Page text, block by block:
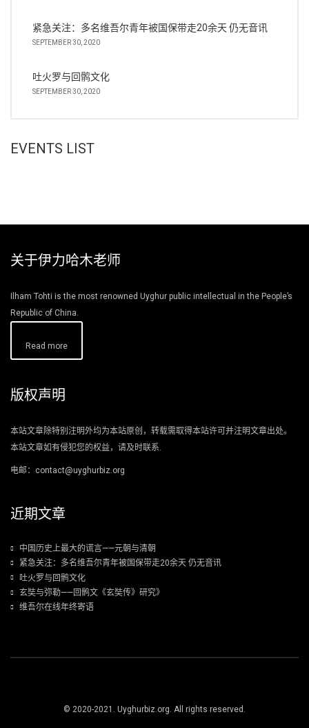
紧急关注：多名维吾尔青年被国保带走20余天 仍无音讯
SEPTEMBER 30, 2020
吐火罗与回鹘文化
SEPTEMBER 30, 2020
EVENTS LIST
关于伊力哈木老师
Ilham Tohti is the most renowned Uyghur public intellectual in the People’s
Republic of China.
Read more
版权声明
本站文章除特别注明外均为本站原创，转载需取得本站许可并注明文章出处。
本站文章如有侵犯您的权益，请及时联系.
电邮：contact@uyghurbiz.org
近期文章
中国历史上最大的谎言——元朝与清朝
紧急关注：多名维吾尔青年被国保带走20余天 仍无音讯
吐火罗与回鹘文化
玄奘与弥勒——回鹘文《玄奘传》研究》
维吾尔在线年终寄语
© 2020-2021. Uyghurbiz.org. All rights reserved.